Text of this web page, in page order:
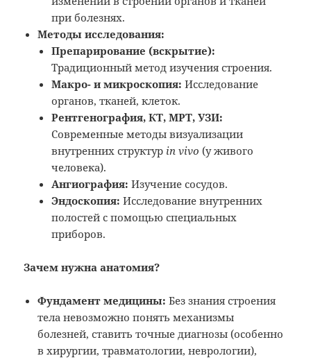
при болезнях.
Методы исследования:
Препарирование (вскрытие):
Традиционный метод изучения строения.
Макро- и микроскопия: Исследование
органов, тканей, клеток.
Рентгенография, КТ, МРТ, УЗИ:
Современные методы визуализации
внутренних структур in vivo (у живого
человека).
Ангиография: Изучение сосудов.
Эндоскопия: Исследование внутренних
полостей с помощью специальных
приборов.
Зачем нужна анатомия?
Фундамент медицины: Без знания строения
тела невозможно понять механизмы
болезней, ставить точные диагнозы (особенно
в хирургии, травматологии, неврологии),